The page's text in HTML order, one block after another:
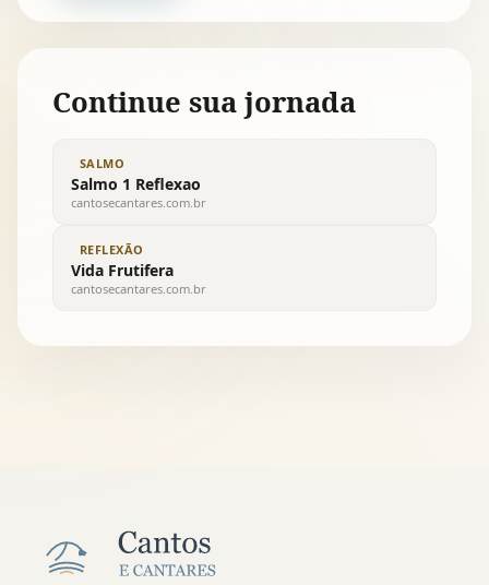
Continue sua jornada
SALMO
Salmo 1 Reflexao
cantosecantares.com.br
REFLEXÃO
Vida Frutifera
cantosecantares.com.br